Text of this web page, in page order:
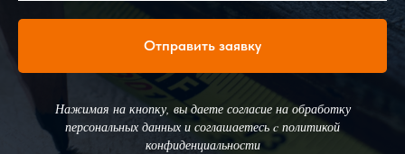
Отправить заявку
Нажимая на кнопку, вы даете согласие на обработку
персональных данных и соглашаетесь c политикой
конфиденциальности